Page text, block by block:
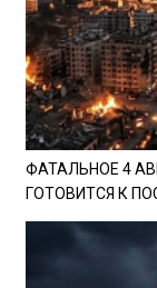
ФАТАЛЬНОЕ 4
ГОТОВИТСЯ К